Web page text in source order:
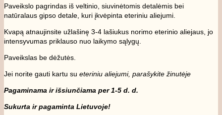
Paveikslo pagrindas iš veltinio, siuvinėtomis detalėmis bei
natūralaus gipso detale, kuri įkvėpinta eteriniu aliejumi.
Kvapą atnaujinsite užlašinę 3-4 lašiukus norimo eterinio aliejaus, jo
intensyvumas priklauso nuo laikymo sąlygų.
Paveikslas be dėžutės.
Jei norite gauti kartu su eteriniu aliejumi, parašykite žinutėje
Pagaminama ir išsiunčiama per 1-5 d. d.
Sukurta ir pagaminta Lietuvoje!